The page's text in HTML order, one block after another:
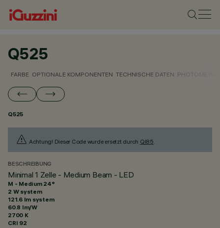
Q525
FARBE OPTIONALE KOMPONENTEN TECHNISCHE DATEN
Q525
Achtung! Dieser Code wurde ersetzt durch QI85.
BESCHREIBUNG
Minimal 1 Zelle - Medium Beam - LED
M - Medium 24°
2 W system
121.6 lm system
60.8 lm/W
2700 K
CRI 92